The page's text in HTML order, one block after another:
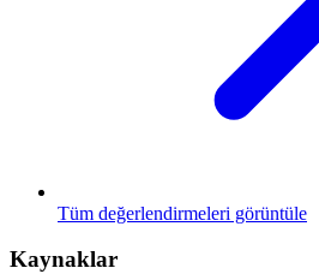
Tüm değerlendirmeleri görüntüle
Kaynaklar